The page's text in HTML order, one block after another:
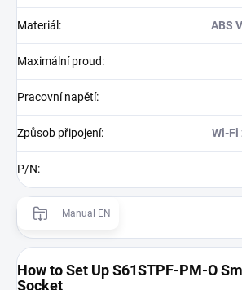
Materiál : ABS
Maximální proud:
Pracovní napětí:
Způsob připojení: Wi-Fi
P/N:
Manual EN
How to Set Up S61STPF-PM-O
Socket